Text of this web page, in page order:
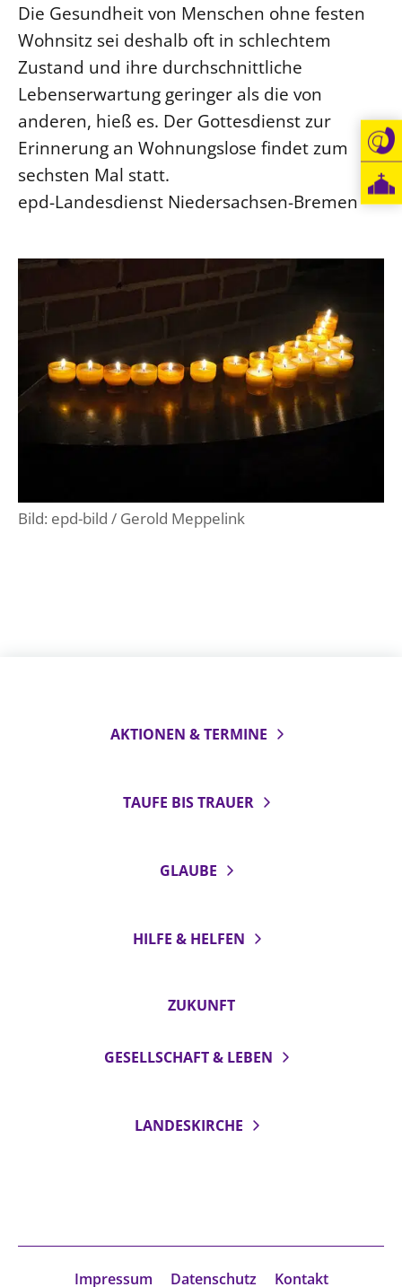
Die Gesundheit von Menschen ohne festen
Wohnsitz sei deshalb oft in schlechtem
Zustand und ihre durchschnittliche
Lebenserwartung geringer als die von
anderen, hieß es. Der Gottesdienst zur
Erinnerung an Wohnungslose findet zum
sechsten Mal statt.
epd-Landesdienst Niedersachsen-Bremen
Bild: epd-bild / Gerold Meppelink
AKTIONEN & TERMINE
TAUFE BIS TRAUER
GLAUBE
HILFE & HELFEN
ZUKUNFT
GESELLSCHAFT & LEBEN
LANDESKIRCHE
Impressum Datenschutz Kontakt
SERVICE
Älterwerden im Pfarrberuf
Beteiligungsverfahren
Beschwerdestellen
Ephoralbüro
Finanzplanung
Fundraising
Interventionsplan
Jahresgespräche
Kantine Speiseplan
Kirchliches Amtsblatt
Kirchliche Verwaltung
Klimaschutzgesetz
Kunstreferat
Öffentlichkeitsarbeit